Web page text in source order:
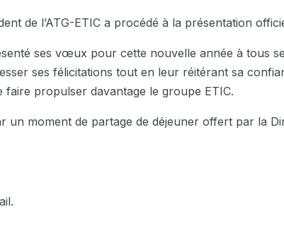
de l’ATG-ETIC a procédé à la présentation
ses vœux pour cette nouvelle année à tous
ses félicitations tout en leur réitérant sa
propulser davantage le groupe ETIC.
un moment de partage de déjeuner offert par la